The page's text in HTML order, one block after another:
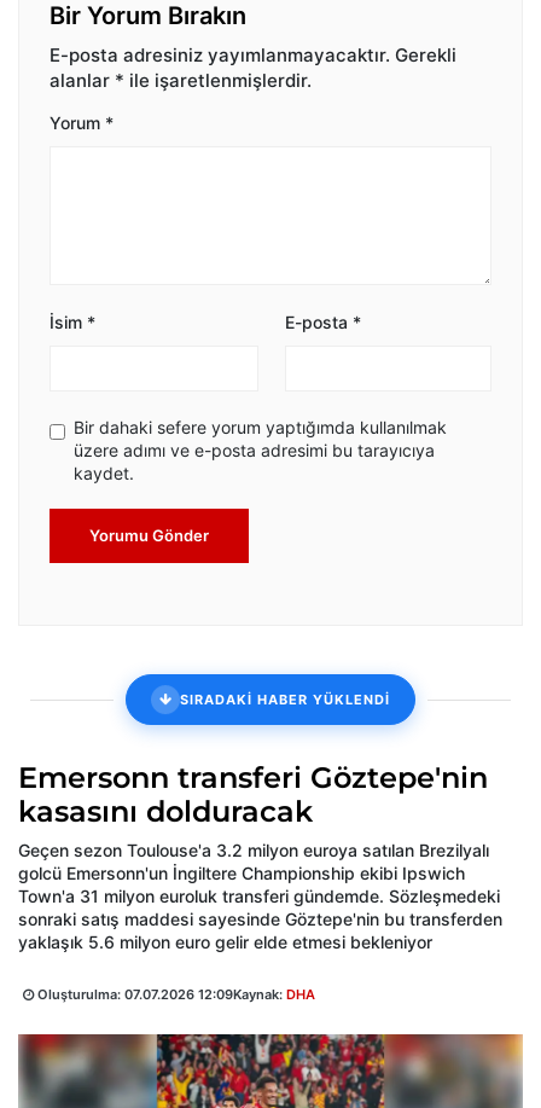
Bir Yorum Bırakın
E-posta adresiniz yayımlanmayacaktır. Gerekli
alanlar * ile işaretlenmişlerdir.
Yorum *
İsim * E-posta *
Bir dahaki sefere yorum yaptığımda kullanılmak
üzere adımı ve e-posta adresimi bu tarayıcıya
kaydet.
Yorumu Gönder
SIRADAKİ HABER YÜKLENDİ
Emersonn transferi Göztepe'nin
kasasını dolduracak
Geçen sezon Toulouse'a 3.2 milyon euroya satılan Brezilyalı
golcü Emersonn'un İngiltere Championship ekibi Ipswich
Town'a 31 milyon euroluk transferi gündemde. Sözleşmedeki
sonraki satış maddesi sayesinde Göztepe'nin bu transferden
yaklaşık 5.6 milyon euro gelir elde etmesi bekleniyor
Oluşturulma: 07.07.2026 12:09Kaynak: DHA